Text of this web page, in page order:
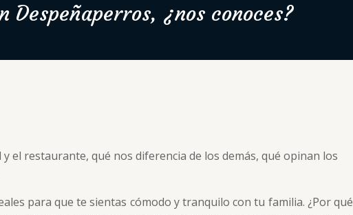
Despeñaperros, ¿nos conoces?
restaurante, qué nos diferencia de los demás, qué opinan los
para que te sientas cómodo y tranquilo con tu familia. ¿Por qué